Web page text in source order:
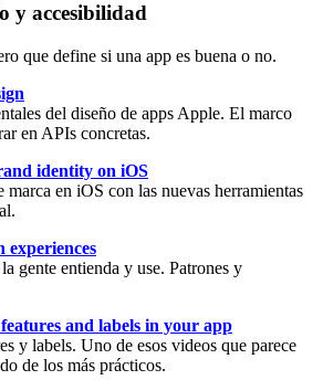
y accesibilidad
que define si una app es buena o no.
del diseño de apps Apple. El marco
en APIs concretas.
identity on iOS
marca en iOS con las nuevas herramientas
experiences
gente entienda y use. Patrones y
and labels in your app
y labels. Uno de esos videos que parece
de los más prácticos.